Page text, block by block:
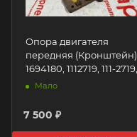
Опора двигателя
передняя (Кронштейн)
1694180, 1112719, 111-2719,
1337014, 133-7014,
4180 Caterpillar
Мало
7 500 ₽